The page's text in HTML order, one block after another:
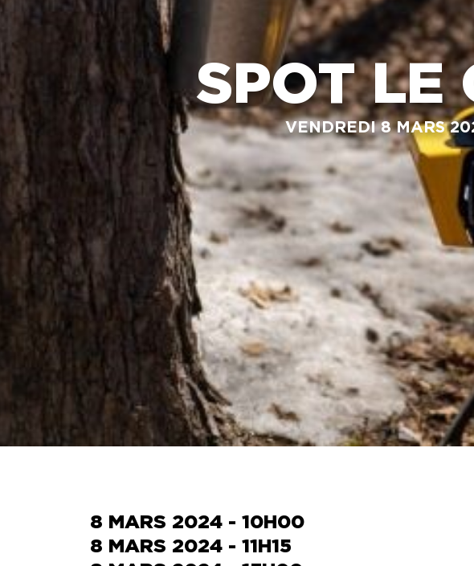
VISITE DES COULISSES
FÊTES D’ENFANTS
CAMP D’ÉTÉ
TECHNIQUES DE
CONSERVATION
PHOTOS DE
SUZANNE
BRÛLOTTE
BULLETIN SANS
RÉSERVE
SPOT LE
VENDREDI 8 MARS
8 MARS 2024 - 10H00
8 MARS 2024 - 11H15